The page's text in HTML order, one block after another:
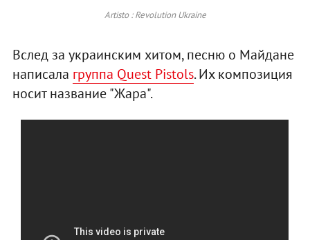
Artisto : Revolution Ukraine
Вслед за украинским хитом, песню о Майдане
написала группа Quest Pistols. Их композиция
носит название "Жара".